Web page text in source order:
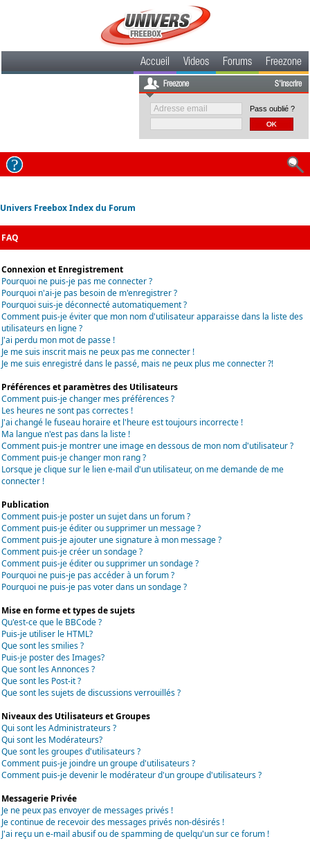
Accueil Videos Forums Freezone
Freezone S'inscrire
Pass oublié ?
Univers Freebox Index du Forum
FAQ
Connexion et Enregistrement
Pourquoi ne puis-je pas me connecter ?
Pourquoi n'ai-je pas besoin de m'enregistrer ?
Pourquoi suis-je déconnecté automatiquement ?
Comment puis-je éviter que mon nom d'utilisateur apparaisse dans la liste des
utilisateurs en ligne ?
J'ai perdu mon mot de passe !
Je me suis inscrit mais ne peux pas me connecter !
Je me suis enregistré dans le passé, mais ne peux plus me connecter ?!
Préférences et paramètres des Utilisateurs
Comment puis-je changer mes préférences ?
Les heures ne sont pas correctes !
J'ai changé le fuseau horaire et l'heure est toujours incorrecte !
Ma langue n'est pas dans la liste !
Comment puis-je montrer une image en dessous de mon nom d'utilisateur ?
Comment puis-je changer mon rang ?
Lorsque je clique sur le lien e-mail d'un utilisateur, on me demande de me
connecter !
Publication
Comment puis-je poster un sujet dans un forum ?
Comment puis-je éditer ou supprimer un message ?
Comment puis-je ajouter une signature à mon message ?
Comment puis-je créer un sondage ?
Comment puis-je éditer ou supprimer un sondage ?
Pourquoi ne puis-je pas accéder à un forum ?
Pourquoi ne puis-je pas voter dans un sondage ?
Mise en forme et types de sujets
Qu'est-ce que le BBCode ?
Puis-je utiliser le HTML?
Que sont les smilies ?
Puis-je poster des Images?
Que sont les Annonces ?
Que sont les Post-it ?
Que sont les sujets de discussions verrouillés ?
Niveaux des Utilisateurs et Groupes
Qui sont les Administrateurs ?
Qui sont les Modérateurs?
Que sont les groupes d'utilisateurs ?
Comment puis-je joindre un groupe d'utilisateurs ?
Comment puis-je devenir le modérateur d'un groupe d'utilisateurs ?
Messagerie Privée
Je ne peux pas envoyer de messages privés !
Je continue de recevoir des messages privés non-désirés !
J'ai reçu un e-mail abusif ou de spamming de quelqu'un sur ce forum !